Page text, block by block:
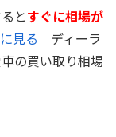
とすぐに相場が
見る ディーラ
の買い取り相場